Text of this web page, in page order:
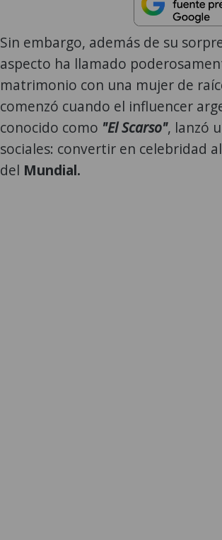
Sin embargo, además de su
aspecto ha llamado
matrimonio con una mujer de
comenzó cuando el influencer
conocido como "El Scarso", lanzó
sociales: convertir en celebridad
del Mundial.